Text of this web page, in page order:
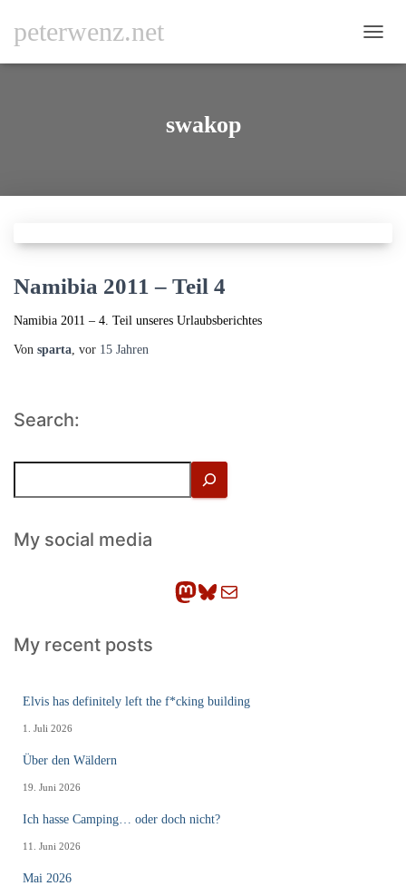
peterwenz.net
swakop
Namibia 2011 – Teil 4
Namibia 2011 – 4. Teil unseres Urlaubsberichtes
Von sparta, vor 15 Jahren
Search:
h
eMy social media
Mastodon Bluesky E-Mail
My recent posts
Elvis has definitely left the f*cking building
1. Juli 2026
Über den Wäldern
19. Juni 2026
Ich hasse Camping… oder doch nicht?
11. Juni 2026
Mai 2026